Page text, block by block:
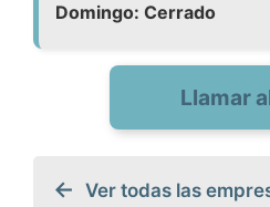
Domingo: Cerrado
Llamar
Ver todas las